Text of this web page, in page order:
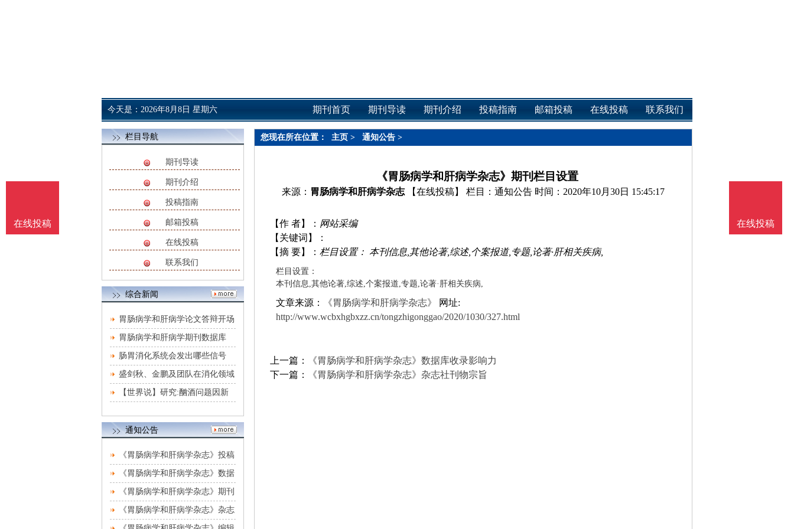
今天是：2026年8月8日 星期六 期刊首页 期刊导读 期刊介绍 投稿指南 邮箱投稿 在线投稿 联系我们
栏目导航
期刊导读
期刊介绍
投稿指南
邮箱投稿
在线投稿
联系我们
综合新闻
胃肠病学和肝病学论文答辩开场
白（男人喝醉酒
胃肠病学和肝病学期刊数据库
（胃肠病学和肝病
肠胃消化系统会发出哪些信号
盛剑秋、金鹏及团队在消化领域
国际知名期刊发
【世界说】研究:酗酒问题因新
通知公告
《胃肠病学和肝病学杂志》投稿
方式
《胃肠病学和肝病学杂志》数据
库收录影响力
《胃肠病学和肝病学杂志》期刊
栏目设置
《胃肠病学和肝病学杂志》杂志
您现在所在位置： 主页 > 通知公告 >
《胃肠病学和肝病学杂志》期刊栏目设置
来源： 胃肠病学和肝病学杂志 【在线投稿】 栏目： 通知公告 时间：2020年10月30日 15:45:17
【作 者】： 网站采编
【关键词】：
【摘 要】： 栏目设置： 本刊信息,其他论著,综述,个案报道,专题,论著·肝相关疾病,
栏目设置：
本刊信息,其他论著,综述,个案报道,专题,论著·肝相关疾病,
文章来源： 《胃肠病学和肝病学杂志》
网址:
http://www.wcbxhgbxzz.cn/tongzhigonggao/2020/1030/327.html
上一篇：
《胃肠病学和肝病学杂志》数据库收录影响力
下一篇：
《胃肠病学和肝病学杂志》杂志社刊物宗旨
在线投稿
在线投稿